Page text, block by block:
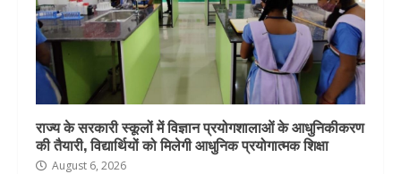
राज्य के सरकारी स्कूलों में विज्ञान प्रयोगशालाओं के आधुनिकीकरण
की तैयारी, विद्यार्थियों को मिलेगी आधुनिक प्रयोगात्मक शिक्षा
August 6, 2026